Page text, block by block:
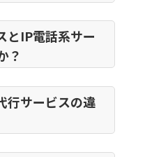
とIP電話系サー
？
行サービスの違